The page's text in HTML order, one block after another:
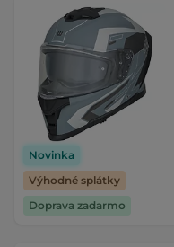
Novinka
Výhodné splátky
Doprava zadarmo